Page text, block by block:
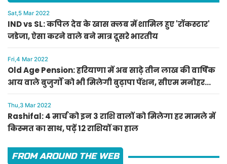
Sat,5 Mar 2022
IND vs SL: कपिल देव के खास क्लब में शामिल हुए 'रॉकस्टार'
जडेजा, ऐसा करने वाले बने मात्र दूसरे भारतीय
Fri,4 Mar 2022
Old Age Pension: हरियाणा में अब साढ़े तीन लाख की वार्षिक
आय वाले बुजुर्गों को भी मिलेगी बुढ़ापा पेंशन, सीएम मनोहर
लाल का ऐलान
Thu,3 Mar 2022
Rashifal: 4 मार्च को इन 3 राशि वालों को मिलेगा हर मामले में
किस्मत का साथ, पढ़ें 12 राशियों का हाल
FROM AROUND THE WEB